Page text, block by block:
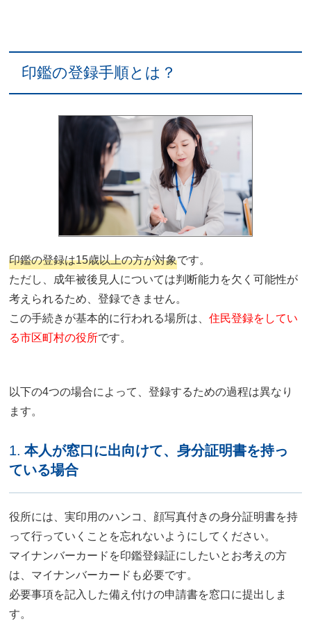
印鑑の登録手順とは？
印鑑の登録は15歳以上の方が対象です。
ただし、成年被後見人については判断能力を欠く可能性が
考えられるため、登録できません。
この手続きが基本的に行われる場所は、住民登録をしてい
る市区町村の役所です。
以下の4つの場合によって、登録するための過程は異なり
ます。
1. 本人が窓口に出向けて、身分証明書を持っ
ている場合
役所には、実印用のハンコ、顔写真付きの身分証明書を持
って行っていくことを忘れないようにしてください。
マイナンバーカードを印鑑登録証にしたいとお考えの方
は、マイナンバーカードも必要です。
必要事項を記入した備え付けの申請書を窓口に提出しま
す。